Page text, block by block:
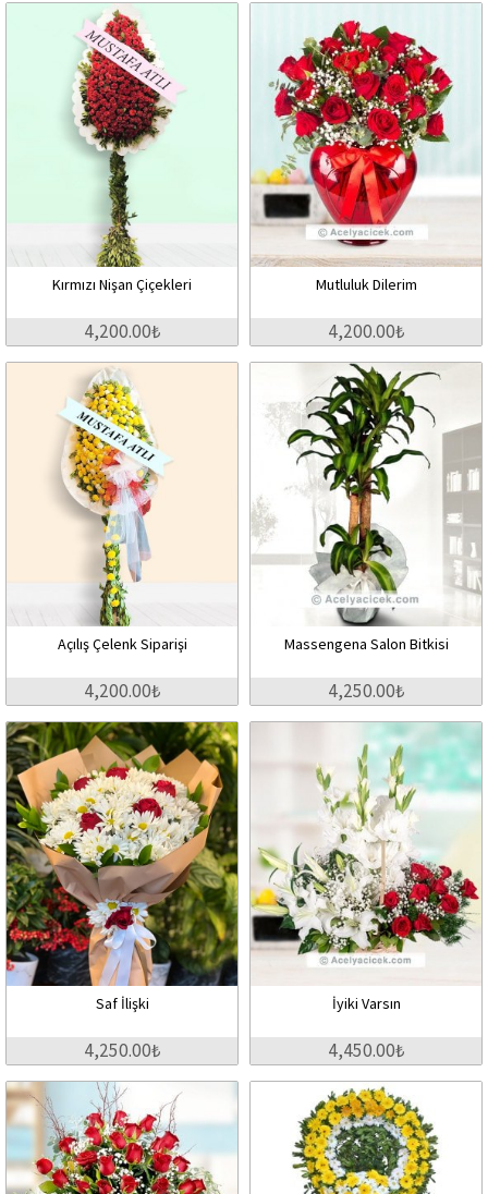
Kırmızı Nişan Çiçekleri
4,200.00₺
Mutluluk Dilerim
4,200.00₺
Açılış Çelenk Siparişi
4,200.00₺
Massengena Salon Bitkisi
4,250.00₺
Saf İlişki
4,250.00₺
İyiki Varsın
4,450.00₺